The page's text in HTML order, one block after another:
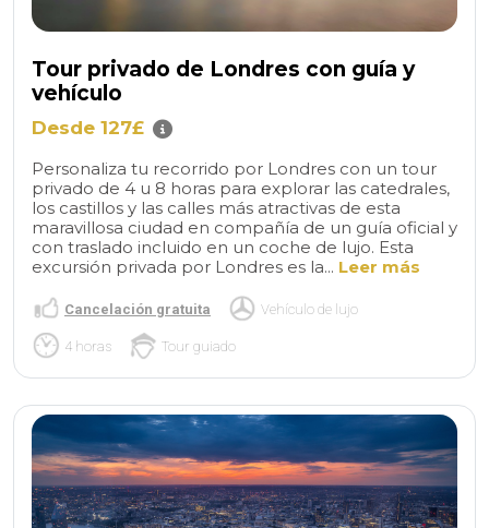
Tour privado de Londres con guía y
vehículo
Desde 127£
Personaliza tu recorrido por Londres con un tour
privado de 4 u 8 horas para explorar las catedrales,
los castillos y las calles más atractivas de esta
maravillosa ciudad en compañía de un guía oficial y
con traslado incluido en un coche de lujo. Esta
excursión privada por Londres es la... Leer más
Cancelación gratuita Vehículo de lujo
4 horas Tour guiado